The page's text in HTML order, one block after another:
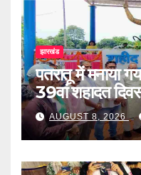
झारखंड
पतरातू में मनाया
39वां शहादत
AUGUST 8, 2026